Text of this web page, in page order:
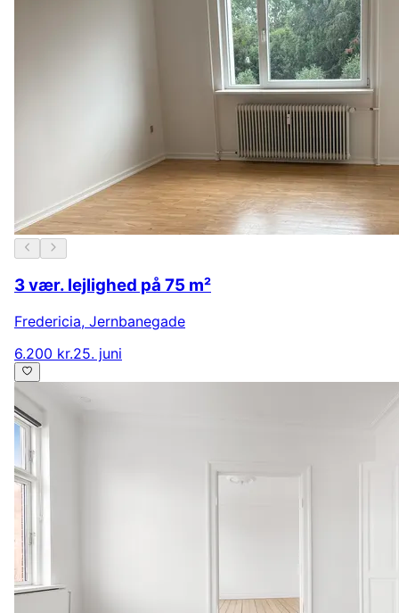
3 vær. lejlighed på 75 m²
Fredericia, Jernbanegade
6.200 kr.25. juni